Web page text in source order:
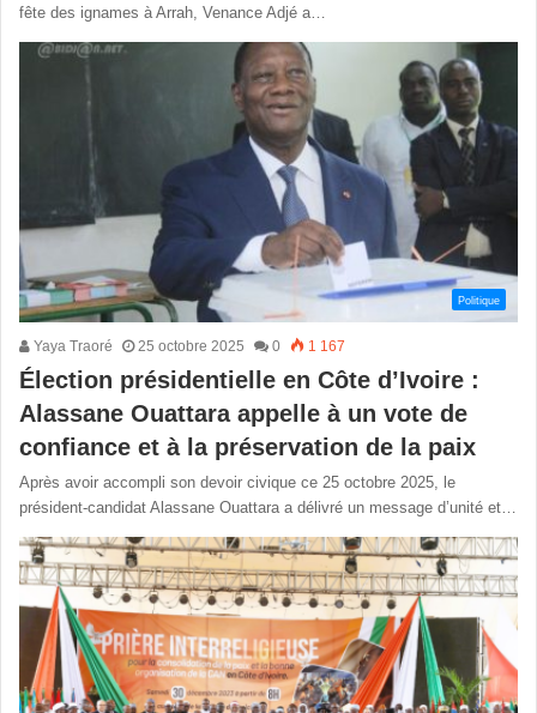
fête des ignames à Arrah, Venance Adjé a…
Politique
Yaya Traoré 25 octobre 2025 0 1 167
Élection présidentielle en Côte d’Ivoire :
Alassane Ouattara appelle à un vote de
confiance et à la préservation de la paix
Après avoir accompli son devoir civique ce 25 octobre 2025, le
président-candidat Alassane Ouattara a délivré un message d’unité et…